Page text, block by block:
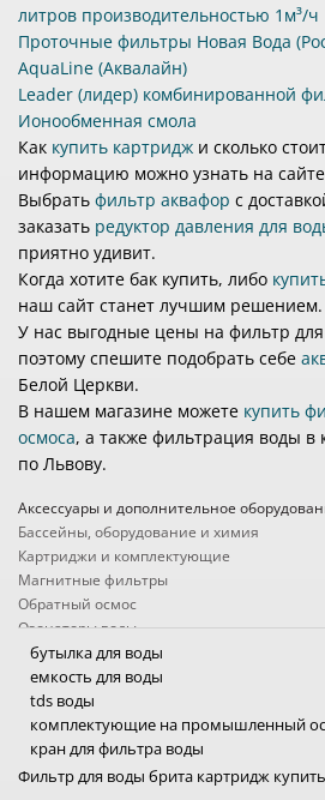
литров производительностью 1м³/ч
Проточные фильтры Новая Вода
AquaLine (Аквалайн)
Leader (лидер) комбинированной
Ионообменная смола
Как купить картридж и сколько
информацию можно узнать на
Выбрать фильтр аквафор с
заказать редуктор давления для
приятно удивит.
Когда хотите бак купить, либо
наш сайт станет лучшим решением.
У нас выгодные цены на фильтр
поэтому спешите подобрать себе
Белой Церкви.
В нашем магазине можете купить
осмоса, а также фильтрация воды в
по Львову.
Аксессуары и дополнительное
Бассейны, оборудование и химия
Картриджи и комплектующие
Магнитные фильтры
Обратный осмос
Озонаторы воды
Походные фильтры
Проточные фильтры
Системы защиты от протечек
Системы очистки воды промышленные
Ультрафиолетовые фильтры для воды
Умягчители, обезжелезиватели, угольные
бутылка для воды
емкость для воды
tds воды
комплектующие на промышленный
кран для фильтра воды
насосы для осмоса промышленного
Фильтр для воды брита картридж купить